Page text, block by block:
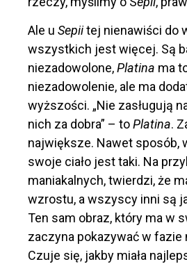
Ale u Sepiitej nienawiści do
wszystkich jest więcej. Są
niezadowolone,Platina ma
niezadowolenie, ale ma
wyższości. „Nie zasługują
nich za dobra” – toPlatina.
największe. Nawet sposób,
swoje ciało jest taki. Na
maniakalnych, twierdzi, że
wzrostu, a wszyscy inni są
Ten sam obraz, który ma w
zaczyna pokazywać w fazie
Czuje się, jakby miała